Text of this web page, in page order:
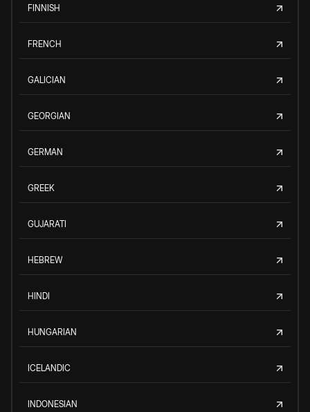
FINNISH
FRENCH
GALICIAN
GEORGIAN
GERMAN
GREEK
GUJARATI
HEBREW
HINDI
HUNGARIAN
ICELANDIC
INDONESIAN